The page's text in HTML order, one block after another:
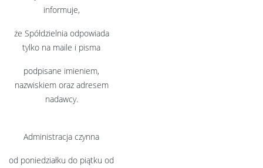
informuje,
że Spółdzielnia odpowiada
tylko na maile i pisma
podpisane imieniem,
nazwiskiem oraz adresem
nadawcy.
Administracja czynna
od poniedziałku do piątku od